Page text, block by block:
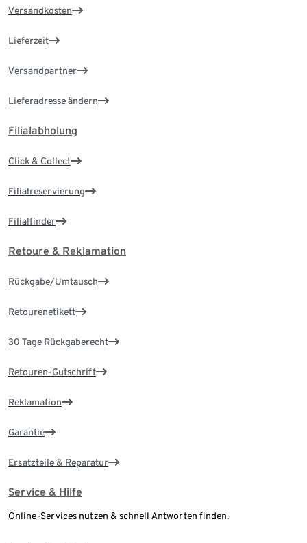
Versandkosten
Lieferzeit
Versandpartner
Lieferadresse ändern
Filialabholung
Click & Collect
Filialreservierung
Filialfinder
Retoure & Reklamation
Rückgabe/Umtausch
Retourenetikett
30 Tage Rückgaberecht
Retouren-Gutschrift
Reklamation
Garantie
Ersatzteile & Reparatur
Service & Hilfe
Online-Services nutzen & schnell Antworten finden.